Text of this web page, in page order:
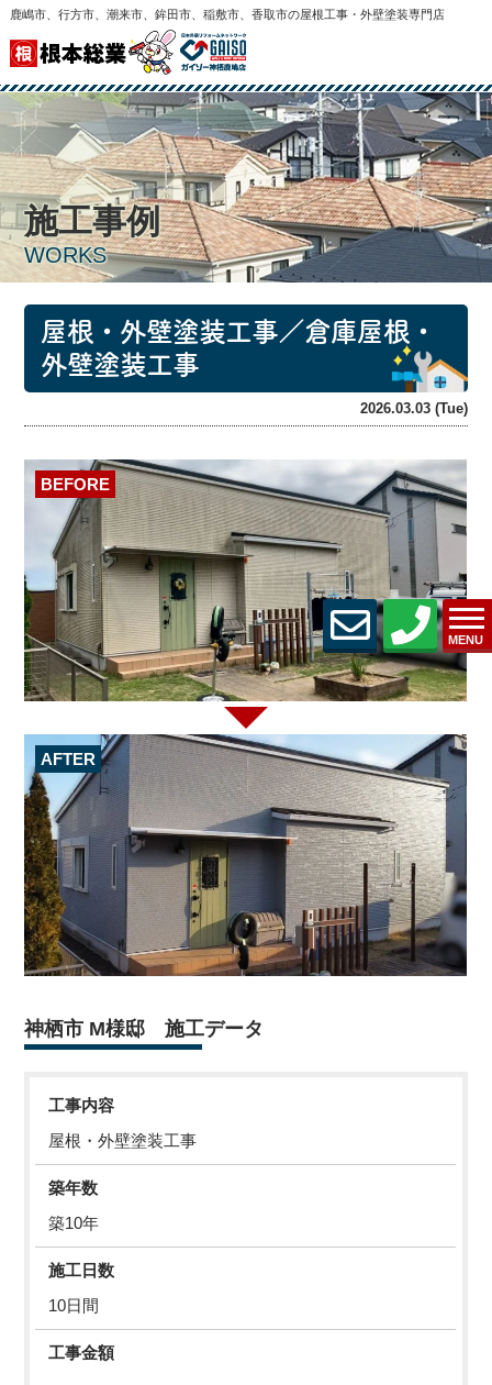
鹿嶋市、行方市、潮来市、鉾田市、稲敷市、香取市の屋根工事・外壁塗装専門店
MENU
施工事例
WORKS
屋根・外壁塗装工事／倉庫屋根・
外壁塗装工事
2026.03.03 (Tue)
BEFORE
AFTER
神栖市 M様邸 施工データ
工事内容
屋根・外壁塗装工事
築年数
築10年
施工日数
10日間
工事金額